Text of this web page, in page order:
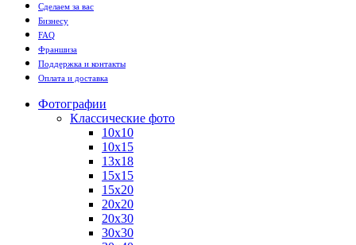
Сделаем за вас
Бизнесу
FAQ
Франшиза
Поддержка и контакты
Оплата и доставка
Фотографии
Классические фото
10х10
10х15
13х18
15х15
15х20
20х20
20х30
30х30